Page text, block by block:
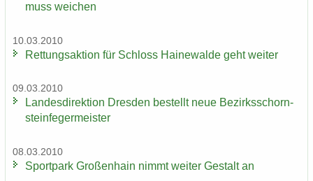
muss wei­chen
10.03.2010
Ret­tungs­ak­ti­on für Schloss Hai­ne­wal­de geht wei­ter
09.03.2010
Lan­des­di­rek­ti­on Dres­den be­stellt neue Be­zirks­schorn­
stein­fe­ger­meis­ter
08.03.2010
Sport­park Gro­ßen­hain nimmt wei­ter Ge­stalt an